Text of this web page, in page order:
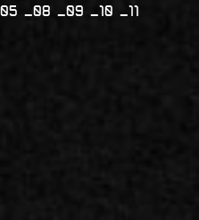
05 08 09 10 11